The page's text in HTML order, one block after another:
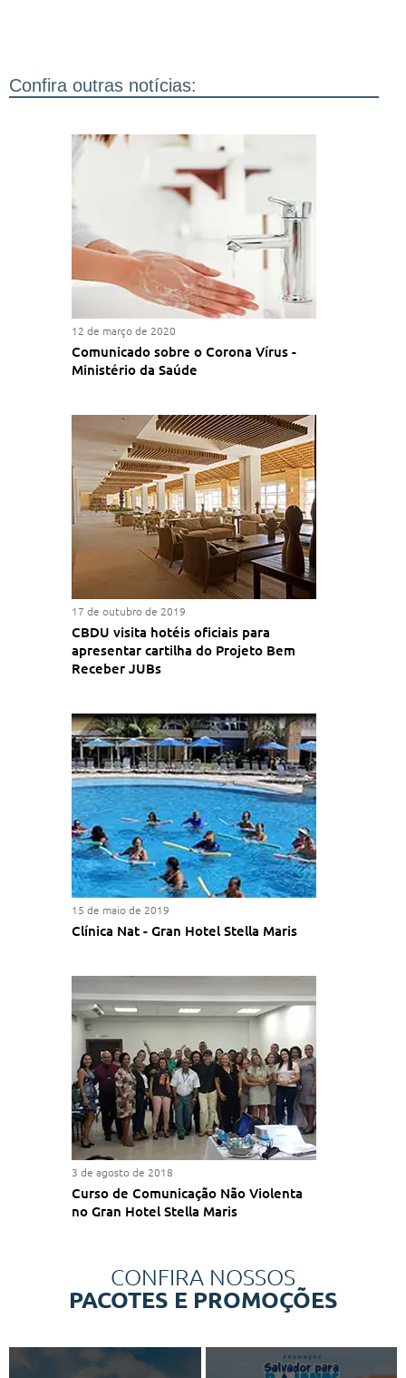
Confira outras notícias:
12 de março de 2020
Comunicado sobre o Corona Vírus -
Ministério da Saúde
17 de outubro de 2019
CBDU visita hotéis oficiais para
apresentar cartilha do Projeto Bem
Receber JUBs
15 de maio de 2019
Clínica Nat - Gran Hotel Stella Maris
3 de agosto de 2018
Curso de Comunicação Não Violenta
no Gran Hotel Stella Maris
CONFIRA NOSSOS
PACOTES E PROMOÇÕES